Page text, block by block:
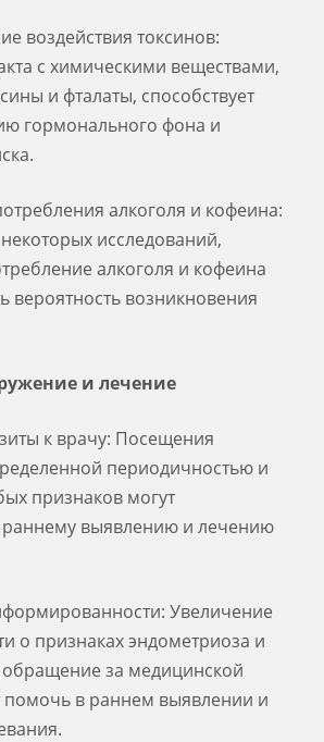
воздействия токсинов:
с химическими веществами,
и фталаты, способствует
гормонального фона и
алкоголя и кофеина:
исследований,
алкоголя и кофеина
вероятность возникновения
и лечение
к врачу: Посещения
периодичностью и
признаков могут
раннему выявлению и лечению
Увеличение
о признаках эндометриоза и
за медицинской
в раннем выявлении и